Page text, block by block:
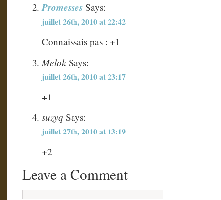
Promesses Says:
juillet 26th, 2010 at 22:42
Connaissais pas : +1
Melok Says:
juillet 26th, 2010 at 23:17
+1
suzyq Says:
juillet 27th, 2010 at 13:19
+2
Leave a Comment